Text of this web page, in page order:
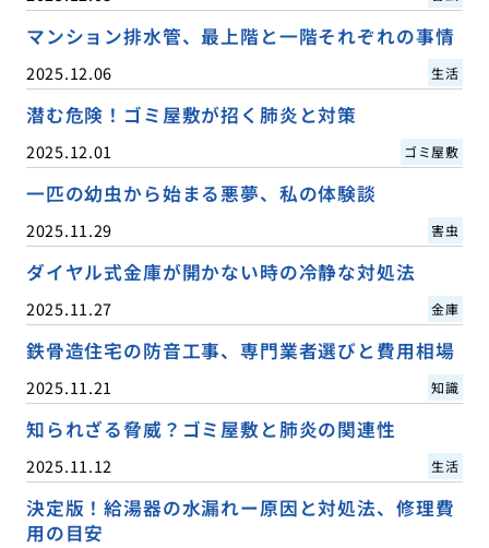
マンション排水管、最上階と一階それぞれの事情
2025.12.06 生活
潜む危険！ゴミ屋敷が招く肺炎と対策
2025.12.01 ゴミ屋敷
一匹の幼虫から始まる悪夢、私の体験談
2025.11.29 害虫
ダイヤル式金庫が開かない時の冷静な対処法
2025.11.27 金庫
鉄骨造住宅の防音工事、専門業者選びと費用相場
2025.11.21 知識
知られざる脅威？ゴミ屋敷と肺炎の関連性
2025.11.12 生活
決定版！給湯器の水漏れー原因と対処法、修理費
用の目安